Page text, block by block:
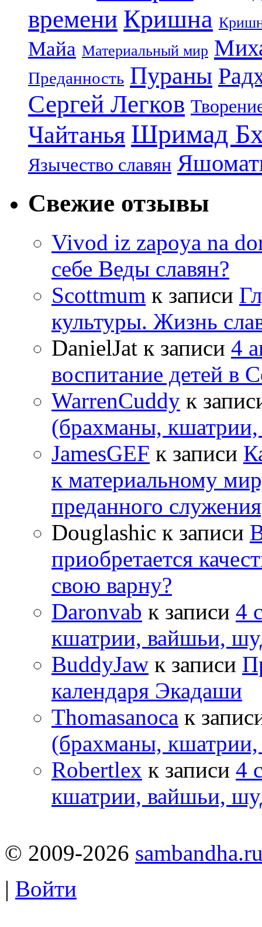
времени Кришна
Майа Материальный мир
Преданность Пураны
Сергей Легков
Чайтанья Шримад
Язычество славян
Свежие отзывы
Vivod iz zapoya na
себе Веды славян?
Scottmum к записи
культуры. Жизнь
DanielJat к записи 4
воспитание детей в
WarrenCuddy к
(брахманы,
JamesGEF к записи
к материальному
преданного
Douglashic к записи
приобретается
свою варну?
Daronvab к записи 4
кшатрии, вайшьи,
BuddyJaw к записи
календаря Экадаши
Thomasanoca к
(брахманы,
Robertlex к записи 4
кшатрии, вайшьи,
© 2009-2026
| Войти